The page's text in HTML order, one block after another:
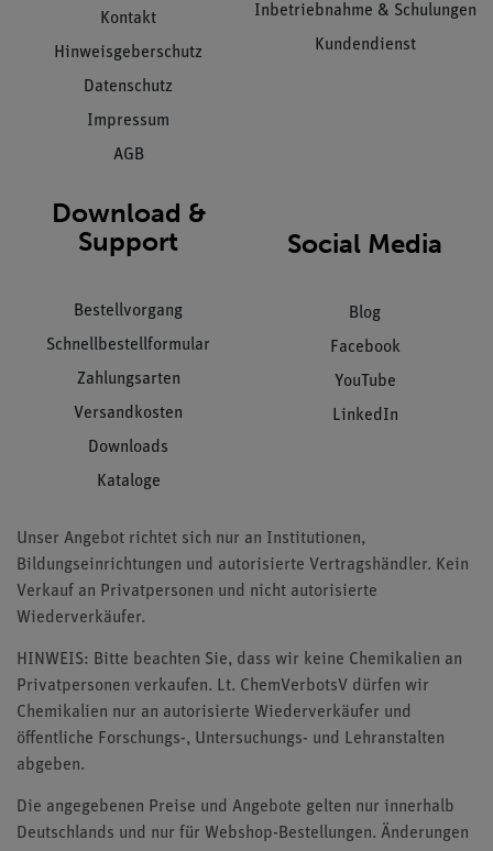
Kontakt
Hinweisgeberschutz
Datenschutz
Impressum
AGB
Inbetriebnahme & Schulungen
Kundendienst
Download &
Support
Bestellvorgang
Schnellbestellformular
Zahlungsarten
Versandkosten
Downloads
Kataloge
Social Media
Blog
Facebook
YouTube
LinkedIn
Unser Angebot richtet sich nur an Institutionen,
Bildungseinrichtungen und autorisierte Vertragshändler. Kein
Verkauf an Privatpersonen und nicht autorisierte
Wiederverkäufer.
HINWEIS: Bitte beachten Sie, dass wir keine Chemikalien an
Privatpersonen verkaufen. Lt. ChemVerbotsV dürfen wir
Chemikalien nur an autorisierte Wiederverkäufer und
öffentliche Forschungs-, Untersuchungs- und Lehranstalten
abgeben.
Die angegebenen Preise und Angebote gelten nur innerhalb
Deutschlands und nur für Webshop-Bestellungen. Änderungen